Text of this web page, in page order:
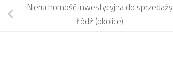
Nieruchomość inwestycyjna do sprzedaży
Łódź (okolice)